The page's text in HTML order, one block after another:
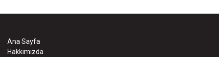
Ana Sayfa
Hakkımızda